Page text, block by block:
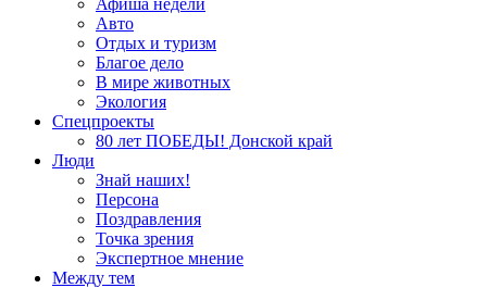
Афиша недели
Авто
Отдых и туризм
Благое дело
В мире животных
Экология
Спецпроекты
80 лет ПОБЕДЫ! Донской край
Люди
Знай наших!
Персона
Поздравления
Точка зрения
Экспертное мнение
Между тем